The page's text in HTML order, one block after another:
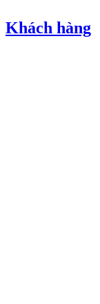
Khách hàng